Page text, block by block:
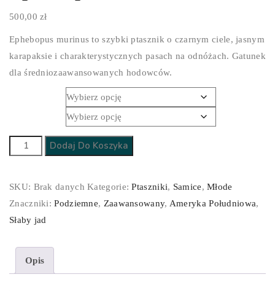
500,00zł
Ephebopus murinus to szybki ptasznik o czarnym ciele, jasnym
karapaksie i charakterystycznych pasach na odnóżach. Gatunek
dla średniozaawansowanych hodowców.
ilość
Dodaj Do Koszyka
SKU: Brak danych Kategorie:Ptaszniki, Samice,Młode
Znaczniki:Podziemne, Zaawansowany, Ameryka Południowa,
Słaby jad
Opis